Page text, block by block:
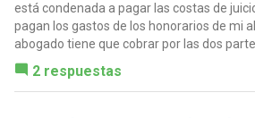
está condenada a pagar las costas de
pagan los gastos de los honorarios de mi
abogado tiene que cobrar por las dos
2 respuestas